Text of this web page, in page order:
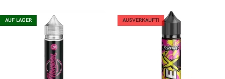
AUF LAGER AUSVERKAUFT!